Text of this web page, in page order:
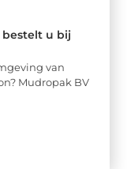
bestelt u bij
van
Mudropak BV